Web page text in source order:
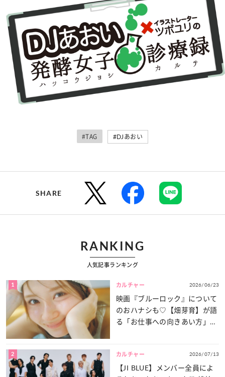
#TAG #DJあおい
SHARE
RANKING
人気記事ランキング
1 カルチャー 2026/06/23
映画『ブルーロック』について
のおハナシも♡【畑芽育】が語
る「お仕事への向きあい方」と
2 カルチャー 2026/07/13
【JI BLUE】メンバー全員によ